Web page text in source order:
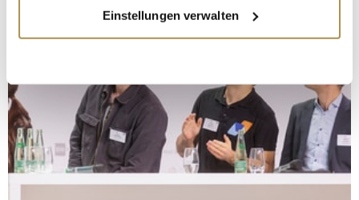
Informationen über Ihre geografische Lage
erfassen, welche bis auf einige Meter genau sein
bestimmten Merkmalen (Fingerprinting) identifizieren
Erfahren Sie mehr darüber, wie Ihre persönlichen Daten
verarbeitet werden, und legen Sie Ihre Präferenzen im
Abschnitt Einzelheiten
fest.
Einstellungen verwalten